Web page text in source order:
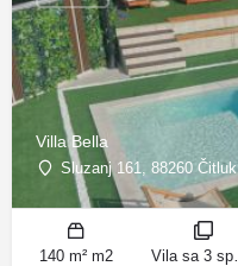
Villa Bella
Sluzanj 161, 88260 Čitluk
140 m² m2